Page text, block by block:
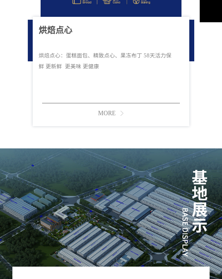
烘焙点心
烘焙点心：蛋糕面包、精致点心、果冻布丁 58天活力保
鲜 更新鲜 更美味 更健康
MORE